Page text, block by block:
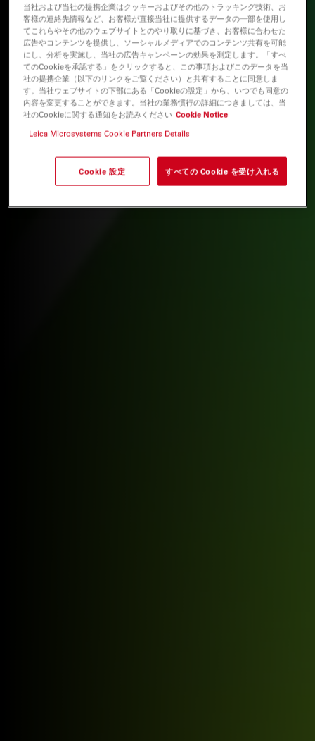
当社および当社の提携企業はクッキーおよびその他のトラッキング技術、お
客様の連絡先情報など、お客様が直接当社に提供するデータの一部を使用し
てこれらやその他のウェブサイトとのやり取りに基づき、お客様に合わせた
広告やコンテンツを提供し、ソーシャルメディアでのコンテンツ共有を可能
にし、分析を実施し、当社の広告キャンペーンの効果を測定します。「すべ
てのCookieを承認する」をクリックすると、この事項およびこのデータを当
社の提携企業（以下のリンクをご覧ください）と共有することに同意しま
す。当社ウェブサイトの下部にある「Cookieの設定」から、いつでも同意の
内容を変更することができます。当社の業務慣行の詳細につきましては、当
社のCookieに関する通知をお読みください Cookie Notice
Leica Microsystems Cookie Partners Details
Cookie 設定 すべての Cookie を受け入れる